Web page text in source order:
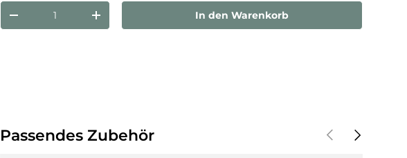
Anzahl
Menge verringernMenge erhöhen In den Warenkorb
Passendes Zubehör VorherigeNächste